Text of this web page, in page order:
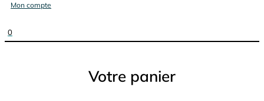
Mon compte
0
Votre panier